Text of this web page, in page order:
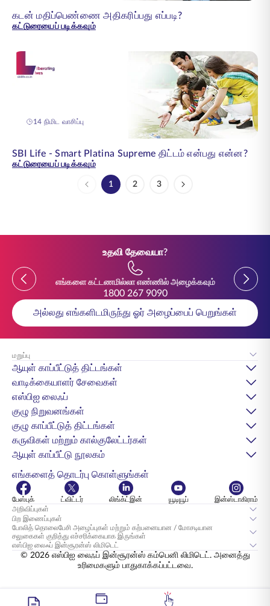
கடன் மதிப்பெண்ணை அதிகரிப்பது எப்படி?
கட்டுரையைப் படிக்கவும்
14 நிமிட வாசிப்பு
SBI Life - Smart Platina Supreme திட்டம் என்பது என்ன?
கட்டுரையைப் படிக்கவும்
பக்கம்
1 பக்கம்
2 பக்கம்
3
உதவி தேவையா?
Previous
எங்களை கட்டணமில்லா எண்ணில் அழைக்கவும்
1800 267 9090
Previous
அல்லது எங்களிடமிருந்து ஓர் அழைப்பைப் பெறுங்கள்
மறுப்பு
ஆயுள் காப்பீட்டுத் திட்டங்கள்
வாடிக்கையாளர் சேவைகள்
எஸ்பிஐ லைஃப்
குழு நிறுவனங்கள்
குழு காப்பீட்டுத் திட்டங்கள்
கருவிகள் மற்றும் கால்குலேட்டர்கள்
ஆயுள் காப்பீட்டு நூலகம்
எங்களைத் தொடர்பு கொள்ளுங்கள்
பேஸ்புக் ட்விட்டர் லிங்க்ட்இன் யூடியூப்
இன்ஸ்டாகிராம்
அறிவிப்புகள்
பிற இணைப்புகள்
போலித் தொலைபேசி அழைப்புகள் மற்றும் கற்பனையான / மோசடியான
சலுகைகள் குறித்து எச்சரிக்கையாக இருங்கள்
எஸ்பிஐ லைஃப் இன்சூரன்ஸ் லிமிடெட்
© 2026 எஸ்பிஐ லைஃப் இன்சூரன்ஸ் கம்பெனி லிமிடெட். அனைத்து
உரிமைகளும் பாதுகாக்கப்பட்டவை.